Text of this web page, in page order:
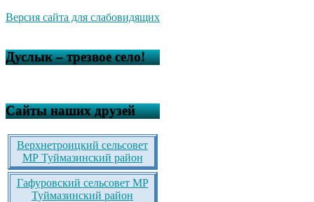
Версия сайта для слабовидящих
Дуслык – трезвое село!
Сайты наших друзей
Верхнетроицкий сельсовет
МР Туймазинский район
Гафуровский сельсовет МР
Туймазинский район